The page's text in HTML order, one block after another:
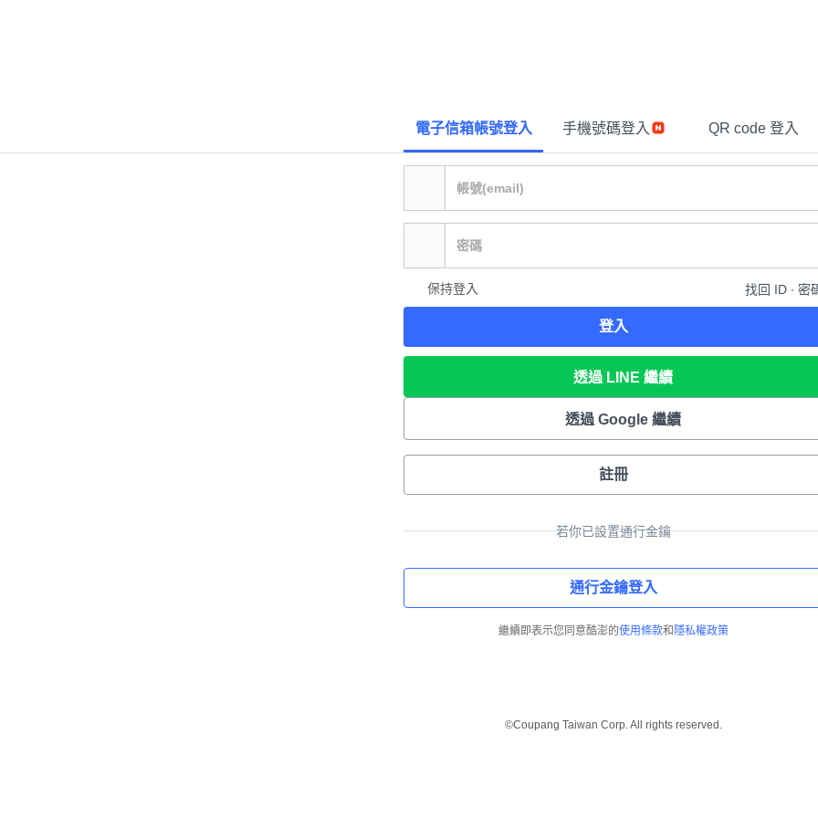
電子信箱帳號登入 手機號碼登入 QR code 登入
保持登入 找回 ID ∙ 密
登入
透過 LINE 繼續
透過 Google 繼續
註冊
若你已設置通行金鑰
通行金鑰登入
繼續即表示您同意酷澎的使用條款和 隱私權政策
©Coupang Taiwan Corp. All rights reserved.